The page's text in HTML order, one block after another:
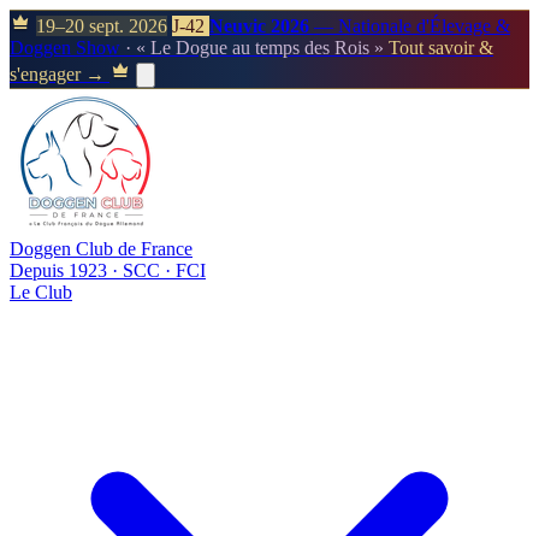
19–20 sept. 2026 J-42 Neuvic 2026 — Nationale d'Élevage &
Doggen Show · « Le Dogue au temps des Rois » Tout savoir &
s'engager →
Doggen Club de France
Depuis 1923 · SCC · FCI
Le Club